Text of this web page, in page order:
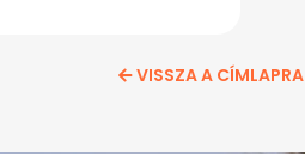
VISSZA A CÍMLAPRA